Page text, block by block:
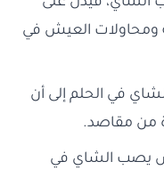
الشاي، فيدل على
ومحاولات العيش في
في الحلم إلى أن
من مقاصد.
يصب الشاي في